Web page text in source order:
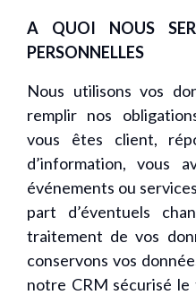
A QUOI NOUS
PERSONNELLES
Nous utilisons vos
remplir nos
vous êtes client,
d’information, vous
événements ou
part d’éventuels
traitement de vos
conservons vos
notre CRM sécurisé le